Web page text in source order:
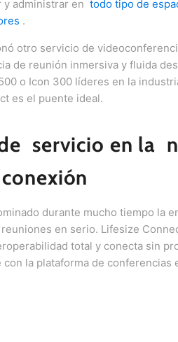
administrar en todo tipo de
.
otro servicio de
de reunión inmersiva y fluida
o Icon 300 líderes en la
es el puente ideal.
servicio en la
conexión
durante mucho tiempo la
en serio. Lifesize
total y conecta sin
la plataforma de conferencias